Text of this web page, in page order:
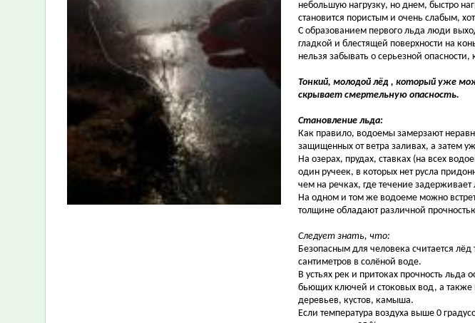
небольшую нагрузку, но днем, быстро
становится пористым и очень слабым,
С образованием первого льда люди
гладкой и блестящей поверхности на
нельзя забывать о серьезной
Тонкий, молодой лёд , который уже
скрывает смертельную опасность.
Становление льда:
Как правило, водоемы замерзают
защищенных от ветра заливах, а затем
На озерах, прудах, ставках (на всех
один ручеек, в которых нет русла
чем на речках, где течение
На одном и том же водоеме можно
толщине обладают различной
Следует знать, что:
Безопасным для человека считается
сантиметров в солёной воде.
В устьях рек и притоках прочность льда
бьющих ключей и стоковых вод, а также
деревьев, кустов, камыша.
Если температура воздуха выше 0